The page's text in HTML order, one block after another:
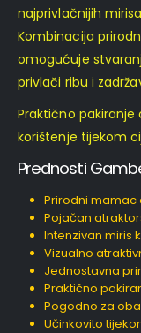
najprivlačnijih
Kombinacija
omogućuje
privlači ribu i
Praktično
korištenje tijekom
Prednosti
Prirodni mamac
Pojačan
Intenzivan miris
Vizualno
Jednostavna
Praktično
Pogodno za
Učinkovito